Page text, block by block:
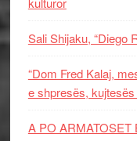
Sali Shijaku, “Diego
“Dom Fred Kalaj,
e shpresës, kujtesës
A PO ARMATOSET